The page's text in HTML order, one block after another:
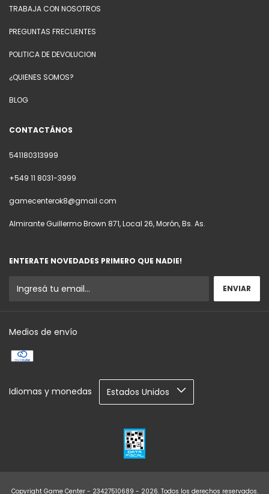
TRABAJA CON NOSOTROS
PREGUNTAS FRECUENTES
POLITICA DE DEVOLUCION
¿QUIENES SOMOS?
BLOG
CONTACTÁNOS
541180313999
+549 11 8031-3999
gamecenterok8@gmail.com
Almirante Guillermo Brown 871, Local 26, Morón, Bs. As.
ENTERATE NOVEDADES PRIMERO QUE NADIE!
Medios de envío
Idiomas y monedas
Copyright Game Center - 23427510689 - 2026. Todos los derechos reservados.